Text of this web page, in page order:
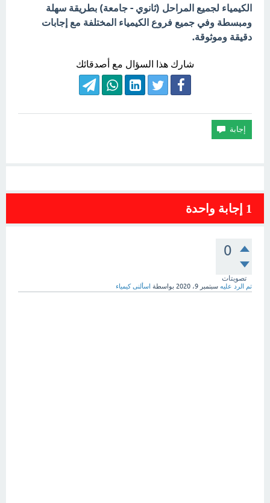
الكيمياء لجميع المراحل (ثانوي - جامعة) بطريقة سهلة
ومبسطة وفي جميع فروع الكيمياء المختلفة مع إجابات
دقيقة وموثوقة.
شارك هذا السؤال مع أصدقائك
1 إجابة واحدة
0
تصويتات
تم الرد عليه سبتمبر 9، 2020 بواسطة اسألنى كيمياء